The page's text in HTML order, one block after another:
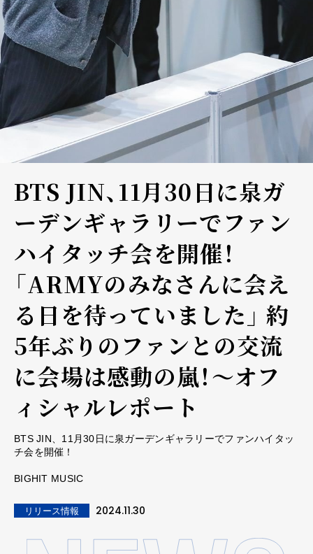
BTS JIN、11月30日に泉ガ
ーデンギャラリーでファン
ハイタッチ会を開催！
「ARMYのみなさんに会え
る日を待っていました」 約
5年ぶりのファンとの交流
に会場は感動の嵐！～オフ
ィシャルレポート
BTS JIN、11月30日に泉ガーデンギャラリーでファンハイタッ
チ会を開催！
BIGHIT MUSIC
リリース情報 2024.11.30